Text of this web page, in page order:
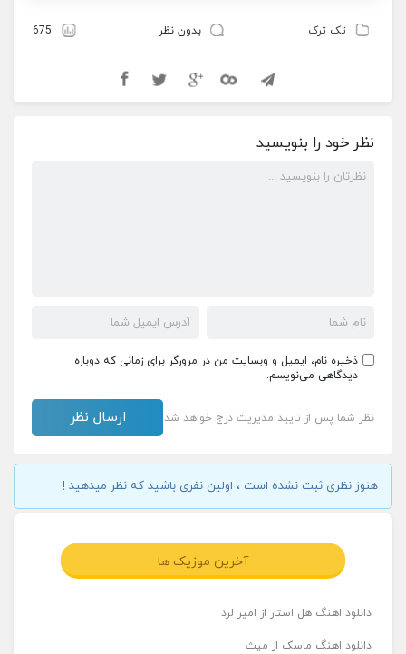
تک ترک بدون نظر 675
نظر خود را بنویسید
ذخیره نام، ایمیل و وبسایت من در مرورگر برای زمانی که دوباره
دیدگاهی می‌نویسم.
نظر شما پس از تایید مدیریت درج خواهد شد
هنوز نظری ثبت نشده است ، اولین نفری باشید که نظر میدهید !
آخرین موزیک ها
دانلود اهنگ هل استار از امیر لرد
دانلود اهنگ ماسک از میث